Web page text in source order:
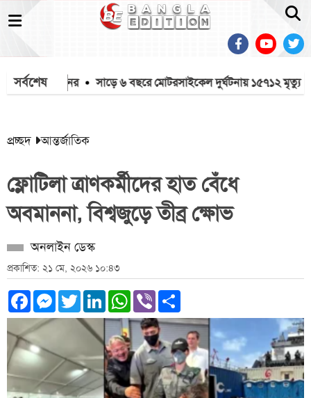
সর্বশেষ
হোসাইনের সাড়ে ৬ বছরে মোটরসাইকেল দুর্ঘটনায় ১৫৭১২ মৃত্যু
প্রচ্ছদ আন্তর্জাতিক
ফ্লোটিলা ত্রাণকর্মীদের হাত বেঁধে
অবমাননা, বিশ্বজুড়ে তীব্র ক্ষোভ
অনলাইন ডেস্ক
প্রকাশিত: ২১ মে, ২০২৬ ১০:৪৩
Facebook
Messenger
TwitterLinkedInWhatsApp
Viber